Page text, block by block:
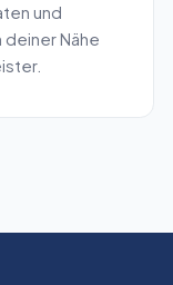
und
Nähe